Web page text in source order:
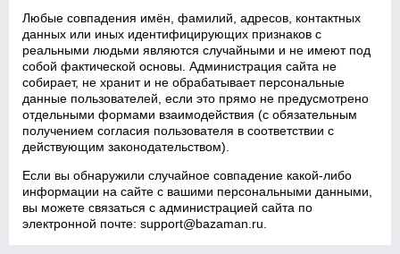
Любые совпадения имён, фамилий, адресов, контактных
данных или иных идентифицирующих признаков с
реальными людьми являются случайными и не имеют под
собой фактической основы. Администрация сайта не
собирает, не хранит и не обрабатывает персональные
данные пользователей, если это прямо не предусмотрено
отдельными формами взаимодействия (с обязательным
получением согласия пользователя в соответствии с
действующим законодательством).
Если вы обнаружили случайное совпадение какой‑либо
информации на сайте с вашими персональными данными,
вы можете связаться с администрацией сайта по
электронной почте:support@bazaman.ru